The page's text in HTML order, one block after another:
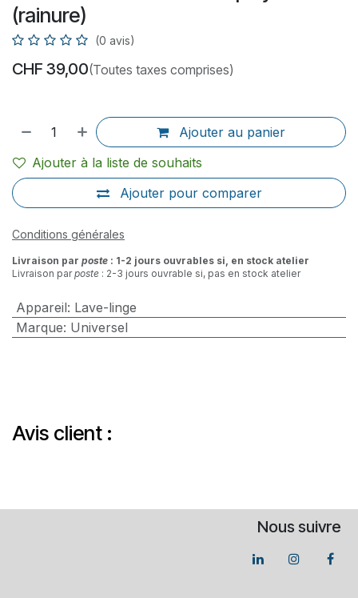
(rainure)
(0 avis)
CHF 39,00(Toutes taxes comprises)
Ajouter au panier
Ajouter pour comparer
Ajouter à la liste de souhaits
Conditions générales
Livraison par poste : 1-2 jours ouvrables si, en stock atelier
Livraison parposte : 2-3 jours ouvrable si, pas en stock atelier
Appareil: Lave-linge
Marque: Universel
Avis client :
Nous suivre